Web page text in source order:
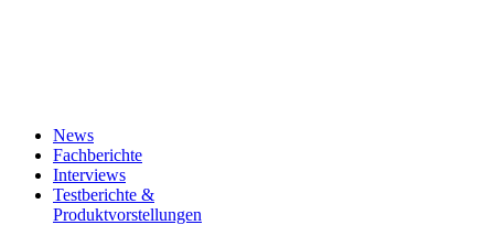
News
Fachberichte
Interviews
Testberichte &
Produktvorstellungen